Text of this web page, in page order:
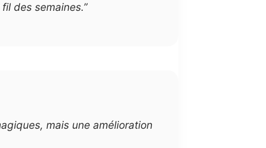
des semaines.”
mais une amélioration